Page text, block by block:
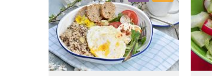
Wybierz listę: